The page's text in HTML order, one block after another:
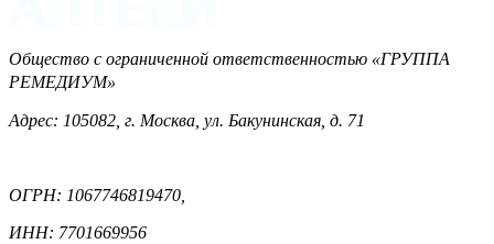
Общество с ограниченной ответственностью «ГРУППА
РЕМЕДИУМ»
Адрес: 105082, г. Москва, ул. Бакунинская, д. 71
ОГРН: 1067746819470,
ИНН: 7701669956